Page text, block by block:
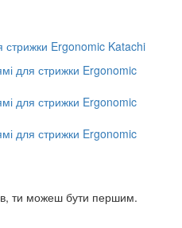
ти можеш бути першим.